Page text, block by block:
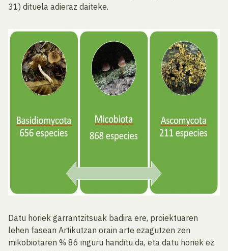
31) dituela adieraz daiteke.
Datu horiek garrantzitsuak badira ere, proiektuaren
lehen fasean Artikutzan orain arte ezagutzen zen
mikobiotaren % 86 inguru handitu da, eta datu horiek ez